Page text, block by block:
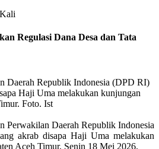
Regulasi Dana Desa dan Tata
Daerah Republik Indonesia (DPD RI)
Haji Uma melakukan kunjungan
Foto. Ist
Perwakilan Daerah Republik Indonesia
akrab disapa Haji Uma melakukan
Aceh Timur, Senin 18 Mei 2026.